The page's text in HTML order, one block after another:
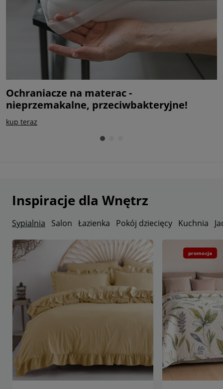
Ochraniacze na materac -
nieprzemakalne, przeciwbakteryjne!
kup teraz
Inspiracje dla Wnętrz
Sypialnia Salon Łazienka Pokój dziecięcy Kuchnia
promocja